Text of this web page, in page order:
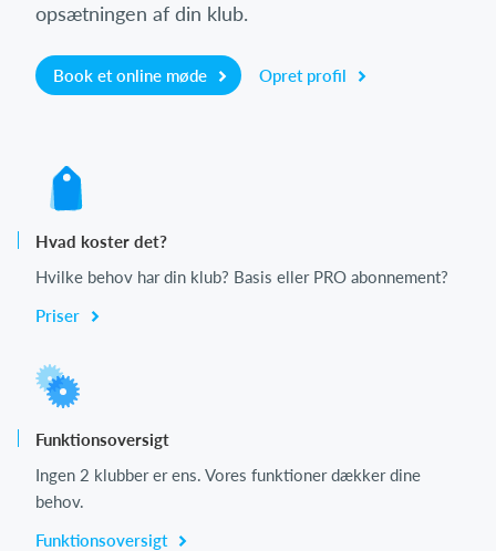
opsætningen af din klub.
Book et online møde Opret profil
Hvad koster det?
Hvilke behov har din klub? Basis eller PRO abonnement?
Priser
Funktionsoversigt
Ingen 2 klubber er ens. Vores funktioner dækker dine
behov.
Funktionsoversigt